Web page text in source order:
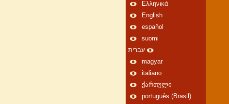
Ελληνικά
English
español
suomi
עברית
magyar
italiano
ქართული
português (Brasil)